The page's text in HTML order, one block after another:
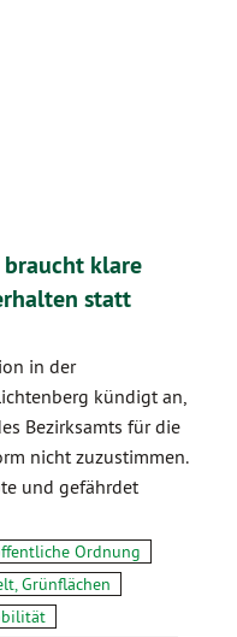
klare
statt
in der
kündigt an,
Bezirksamts für die
nicht zuzustimmen.
und gefährdet
Ordnung
Grünflächen